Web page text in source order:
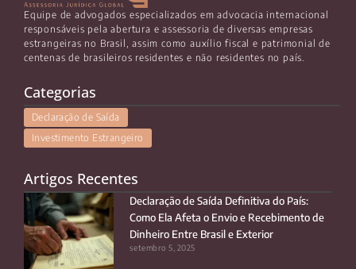
Equipe de advogados especializados em advocacia internacional
responsáveis pela abertura e assessoria de diversas empresas
estrangeiras no Brasil, assim como auxílio fiscal e patrimonial de
centenas de brasileiros residentes e não residentes no país.
Categorias
Declaração de Saída
Investimento Estrangeiro
Artigos Recentes
Declaração de Saída Definitiva do País:
Como Ela Afeta o Envio e Recebimento de
Dinheiro Entre Brasil e Exterior
setembro 5, 2025